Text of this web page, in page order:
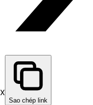
X
Sao chép link